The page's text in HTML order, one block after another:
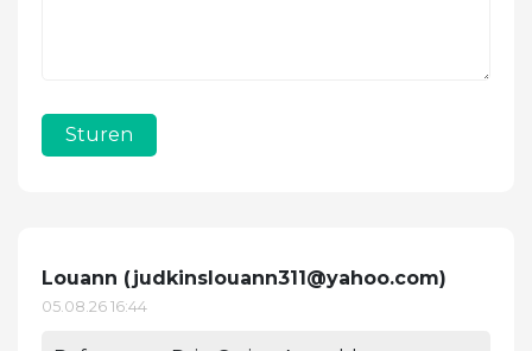
Sturen
Louann (judkinslouann311@yahoo.com)
05.08.26 16:44